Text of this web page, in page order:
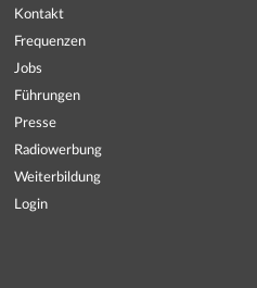
Kontakt
Frequenzen
Jobs
Führungen
Presse
Radiowerbung
Weiterbildung
Login